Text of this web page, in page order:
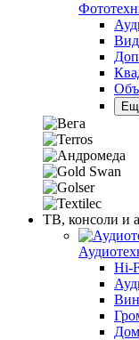
ТВ, консоли и
Hi-